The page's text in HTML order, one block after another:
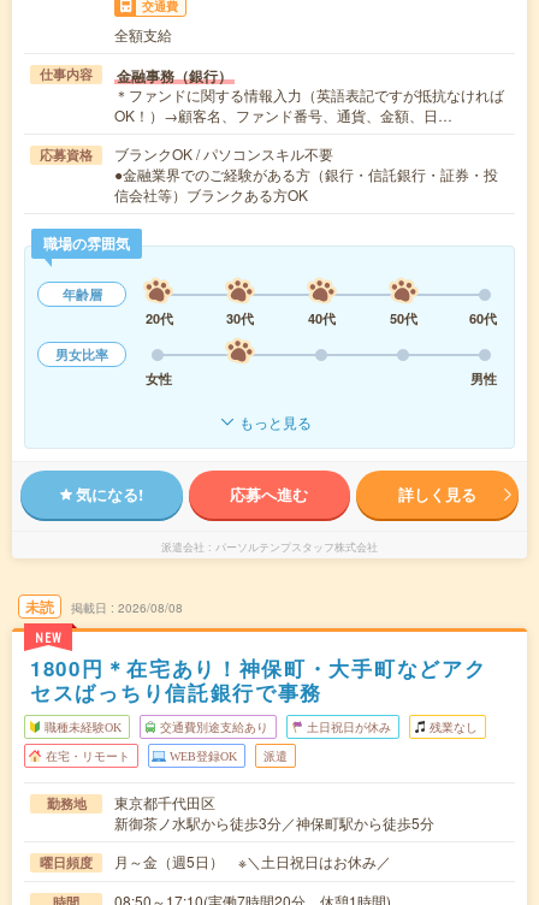
交通費
全額支給
仕事内容 金融事務（銀行）
＊ファンドに関する情報入力（英語表記ですが抵抗なければ
OK！）→顧客名、ファンド番号、通貨、金額、日…
応募資格
ブランクOK / パソコンスキル不要
●金融業界でのご経験がある方（銀行・信託銀行・証券・投
信会社等）ブランクある方OK
職場の雰囲気
年齢層
20代
30代 40代 50代
60代
男女比率
女性
男性
もっと見る
気になる! 応募へ進む 詳しく見る
派遣会社 パーソルテンプスタッフ株式会社
未読
NEW
掲載日 2026/08/08
1800円＊在宅あり！神保町・大手町などアク
セスばっちり信託銀行で事務
職種未経験OK 交通費別途支給あり 土日祝日が休み 残業なし
在宅・リモート WEB登録OK 派遣
勤務地
東京都千代田区
新御茶ノ水駅から徒歩3分／神保町駅から徒歩5分
曜日頻度 月～金（週5日） ※＼土日祝日はお休み／
08:50～17:10(実働7時間20分 休憩1時間)